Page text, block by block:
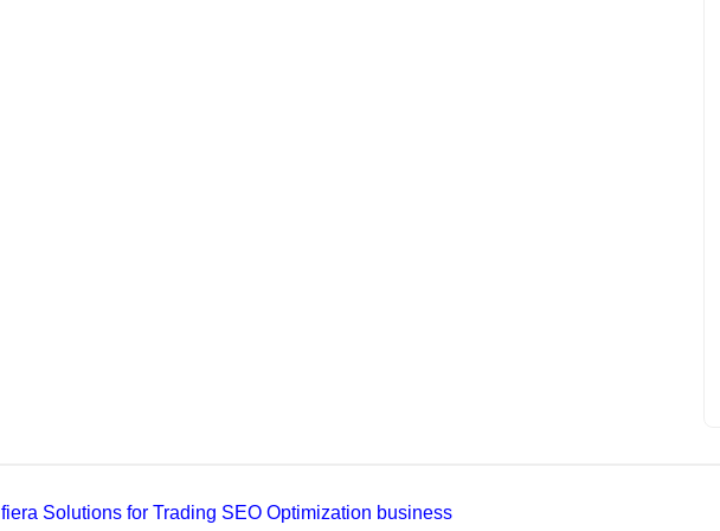
fiera Solutions for Trading SEO Optimization business